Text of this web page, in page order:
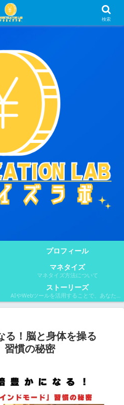
済の健康をサポートする
プロフィール
マネタイズ
マネタイズ方法について
ストーリーズ
AIやWebツールを活用することで、あなたのビジネスの可能性は無限大に広がります。このページでは、そんな可能性を引き出すためのヒントを満載のマンガや小説でご紹介。あなたのアイデアを形にし、収入アップを目指しましょう。
る！脳と身体を操る
習慣の秘密
検索